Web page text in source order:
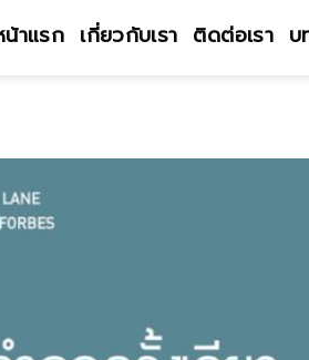
น้าแรก เกี่ยวกับเรา ติดต่อเรา บ